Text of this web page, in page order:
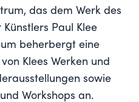
das dem Werk des
Paul Klee
beherbergt eine
Klees Werken und
sowie
Workshops an.